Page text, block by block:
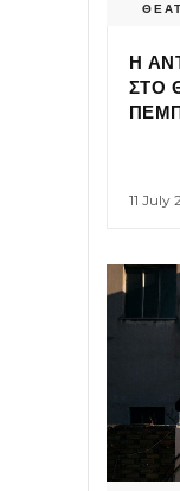
Η
ΣΤΟ
11 July